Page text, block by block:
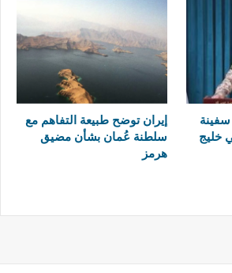
خليج
إيران توضح طبيعة التفاهم مع
سلطنة عُمان بشأن مضيق
هرمز